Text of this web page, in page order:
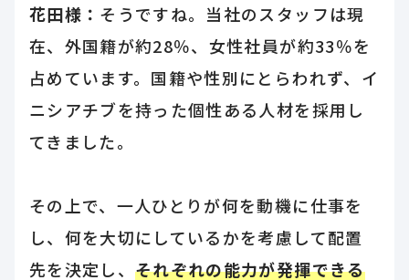
花田様： そうですね。当社のスタッフは現
在、外国籍が約28％、女性社員が約33％を
占めています。国籍や性別にとらわれず、イ
ニシアチブを持った個性ある人材を採用し
てきました。
その上で、一人ひとりが何を動機に仕事を
し、何を大切にしているかを考慮して配置
先を決定し、それぞれの能力が発揮できる